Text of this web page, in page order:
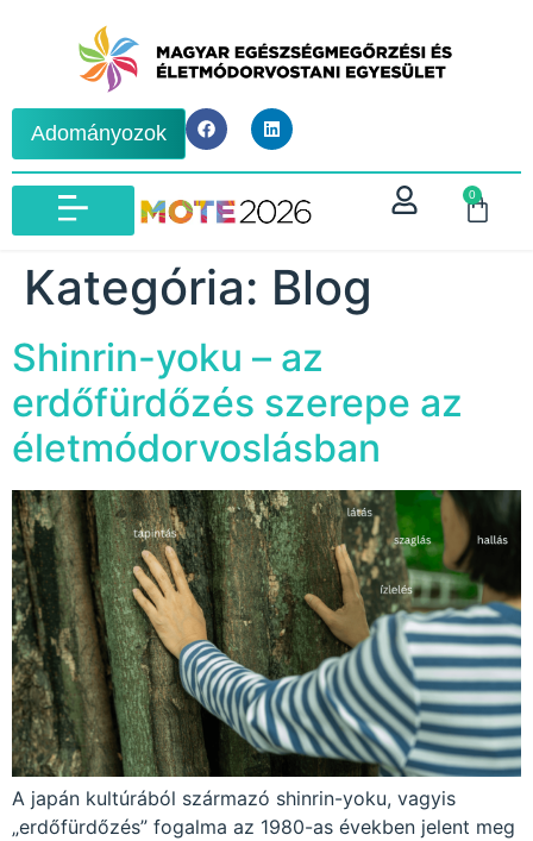
Adományozok
0
Kategória: Blog
Shinrin-yoku – az
erdőfürdőzés szerepe az
életmódorvoslásban
A japán kultúrából származó shinrin-yoku, vagyis
„erdőfürdőzés” fogalma az 1980-as években jelent meg